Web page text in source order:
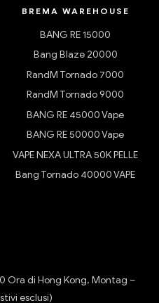
BREMA WAREHOUSE
BANG RE 15000
Bang Blaze 20000
RandM Tornado 7000
RandM Tornado 9000
BANG RE 45000 Vape
BANG RE 50000 Vape
VAPE NEXA ULTRA 50K PELLE
Bang Tornado 40000 VAPE
Ora di Hong Kong, Montag –
esclusi)